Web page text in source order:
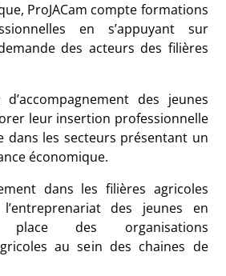
ProJACam compte formations
en s’appuyant sur
des acteurs des filières
des jeunes
leur insertion professionnelle
dans les secteurs présentant un
économique.
dans les filières agricoles
des jeunes en
des organisations
au sein des chaines de